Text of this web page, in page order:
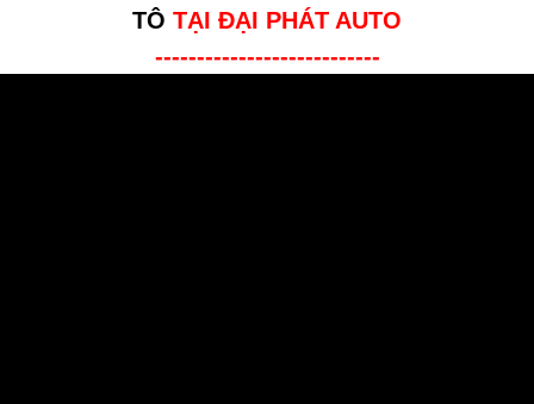
TÔ TẠI ĐẠI PHÁT AUTO
---------------------------